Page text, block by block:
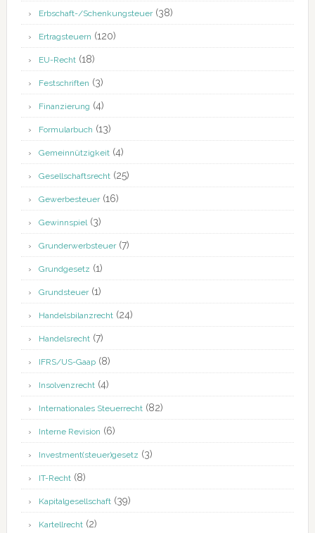
Erbschaft-/Schenkungsteuer(38)
Ertragsteuern (120)
EU-Recht(18)
Festschriften (3)
Finanzierung (4)
Formularbuch (13)
Gemeinnützigkeit(4)
Gesellschaftsrecht(25)
Gewerbesteuer(16)
Gewinnspiel(3)
Grunderwerbsteuer(7)
Grundgesetz (1)
Grundsteuer(1)
Handelsbilanzrecht(24)
Handelsrecht(7)
IFRS/US-Gaap(8)
Insolvenzrecht(4)
Internationales Steuerrecht(82)
Interne Revision (6)
Investment(steuer)gesetz (3)
IT-Recht(8)
Kapitalgesellschaft(39)
Kartellrecht(2)